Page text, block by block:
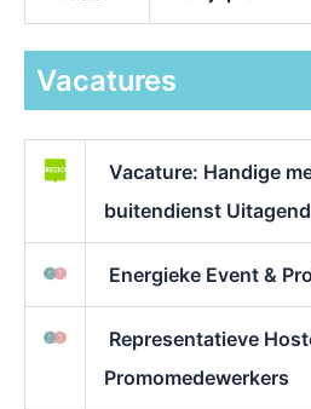
Vacatures
Vacature: Handige
buitendienst
Energieke Event &
Representatieve
Promomedewerkers